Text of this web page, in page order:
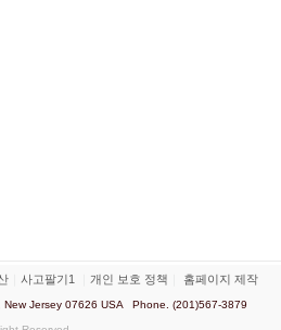
사고팔기1 개인 보호 정책 홈페이지 제작
New Jersey 07626 USA Phone. (201)567-3879